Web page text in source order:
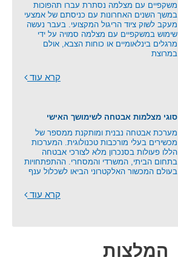
משקפיים עם מצלמה נסתרת עברו תהפוכות
במשך השנים האחרונות עם כניסתם של אמצעי
מעקב לשוק ציוד הריגול המקצועי. בעבר נעשה
שימוש במשקפיים עם מצלמה סמויה על ידי
מרגלים בינלאומיים או כוחות הצבא, אולם
במרוצת
קרא עוד
סוגי מצלמות אבטחה לשימושך האישי
מערכת אבטחה נבנית ומותקנת ממספר של
מכשירים בעלי מורכבות טכנולוגית. המערכות
הללו פעולות בסנכרון מלא לצורכי אבטחה
בתחום הביתי, המשרדי והמסחרי. ההתפתחויות
בעולם המכשור האלקטרוני הביאו לשכלול ענף
קרא עוד
המלצות